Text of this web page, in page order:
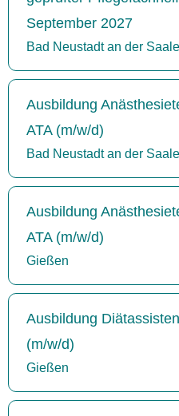
September 2027
Bad Neustadt an der Saale
Ausbildung
ATA (m/w/d)
Bad Neustadt an der Saale
Ausbildung
ATA (m/w/d)
Gießen
Ausbildung
(m/w/d)
Gießen